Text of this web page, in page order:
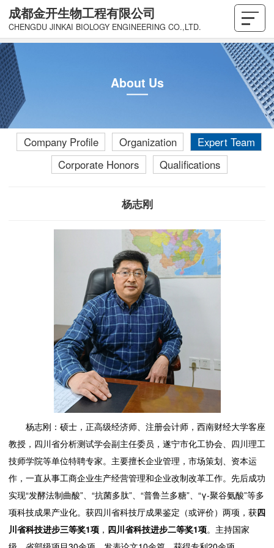
成都金开生物工程有限公司
CHENGDU JINKAI BIOLOGY ENGINEERING CO.,LTD.
About Us
Company Profile Organization
Expert Team
Corporate Honors
Qualifications
杨志刚
杨志刚：硕士，正高级经济师、注册会计师，西南财经大学客座
教授，四川省分析测试学会副主任委员，遂宁市化工协会、四川理工
技师学院等单位特聘专家。主要擅长企业管理，市场策划、资本运
作，一直从事工商企业生产经营管理和企业改制改革工作。先后成功
实现“发酵法制曲酸”、“抗菌多肽”、“普鲁兰多糖”、“γ-聚谷氨酸”等多
项科技成果产业化。获四川省科技厅成果鉴定（或评价）两项，获四
川省科技进步三等奖1项 ， 四川省科技进步二等奖1项。主持国家